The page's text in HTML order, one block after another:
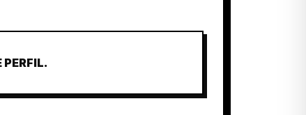
PERFIL.